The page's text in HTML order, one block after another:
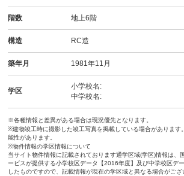
階数 地上6階
構造 RC造
築年月 1981年11月
学区
小学校名:
中学校名:
※各種情報と差異がある場合は現況優先となります。
※建物竣工時に撮影した竣工写真を掲載している場合があります
能性があります。
※物件情報の学区情報について
当サイト物件情報に記載されております通学区域(学区)情報は、
ービスが提供する小学校区データ【2016年度】及び中学校区デ
したものですので、記載情報が現在の学区域と異なる場合がご